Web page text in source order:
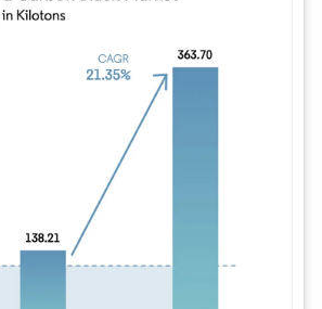
画像 © Mordor Intelligence。再利用には